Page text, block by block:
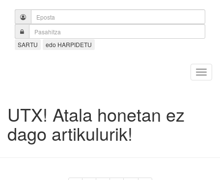
SARTU edo HARPIDETU
UTX! Atala honetan ez
dago artikulurik!